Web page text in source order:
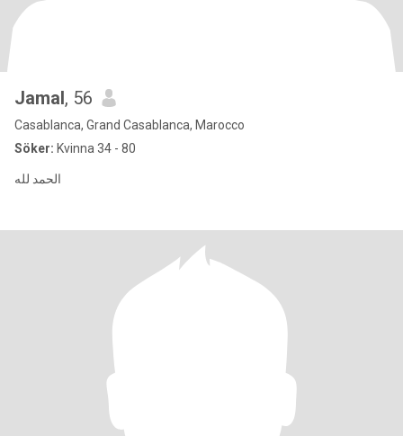
Jamal, 56
Casablanca, Grand Casablanca, Marocco
Söker: Kvinna 34 - 80
الحمد لله